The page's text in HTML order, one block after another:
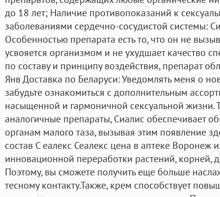
до 18 лет; Наличие противопоказаний к
заболеваниями сердечно-сосудистой системы:
Особенностью препарата есть то, что он не
усвояется организмом и не ухудшает качество
по составу и принципу воздействия, препарат
Янв Доставка по Беларуси: Уведомлять меня о
забудьте ознакомиться с дополнительным
насыщенной и гармоничной сексуальной жизни.
аналогичные препараты, Сиалис обеспечивает
органам малого таза, вызывая этим появление
состав С еалекс Сеалекс цена в аптеке Воронеж
инновационной переработки растений, корней,
Поэтому, вы сможете получить еще больше
тесному контакту.Также, крем способствует